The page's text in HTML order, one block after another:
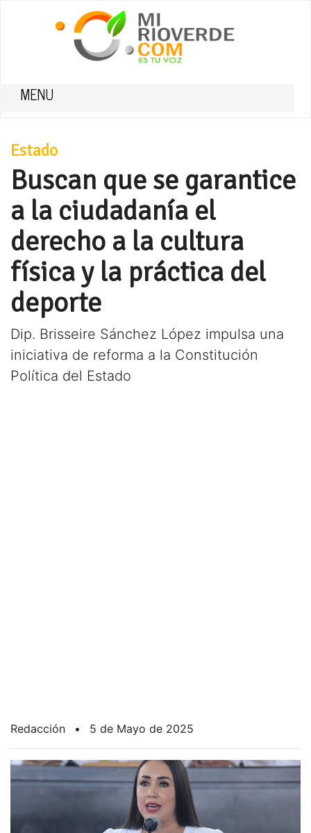
MENU
Estado
Buscan que se garantice
a la ciudadanía el
derecho a la cultura
física y la práctica del
deporte
Dip. Brisseire Sánchez López impulsa una
iniciativa de reforma a la Constitución
Política del Estado
Redacción • 5 de Mayo de 2025